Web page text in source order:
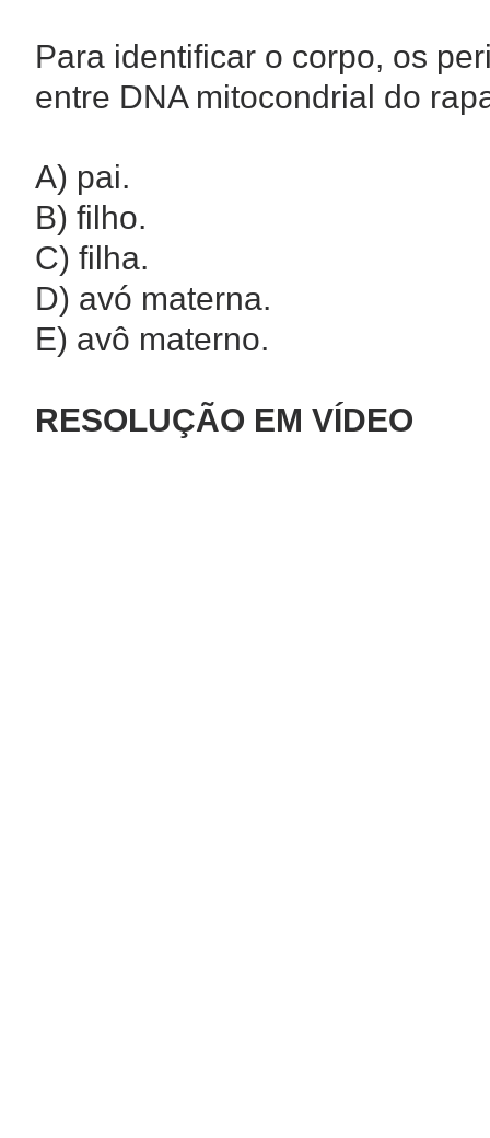
Para identificar o corpo, os
entre DNA mitocondrial do
A) pai.
B) filho.
C) filha.
D) avó materna.
E) avô materno.
RESOLUÇÃO EM VÍDEO